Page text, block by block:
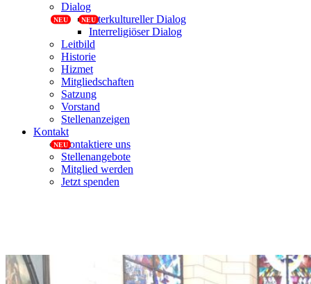
Dialog
Interkultureller Dialog
Interreligiöser Dialog
Leitbild
Historie
Hizmet
Mitgliedschaften
Satzung
Vorstand
Stellenanzeigen
Kontakt
Kontaktiere uns
Stellenangebote
Mitglied werden
Jetzt spenden